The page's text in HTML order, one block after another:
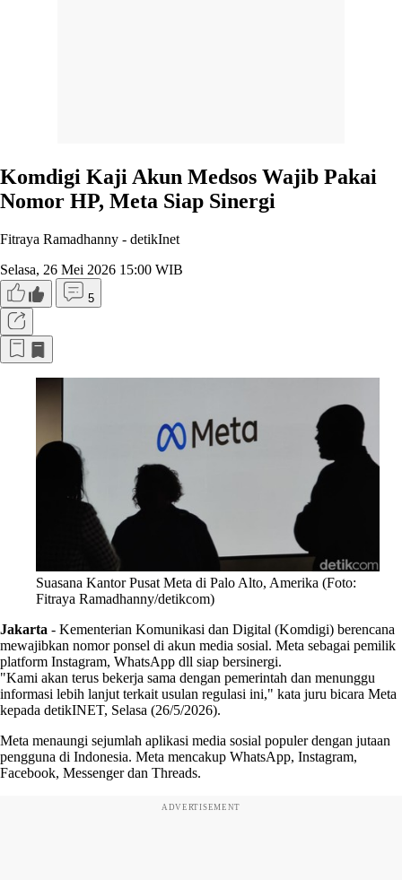
Komdigi Kaji Akun Medsos Wajib Pakai
Nomor HP, Meta Siap Sinergi
Fitraya Ramadhanny - detikInet
Selasa, 26 Mei 2026 15:00 WIB
5
Suasana Kantor Pusat Meta di Palo Alto, Amerika (Foto:
Fitraya Ramadhanny/detikcom)
Jakarta - Kementerian Komunikasi dan Digital (Komdigi) berencana
mewajibkan nomor ponsel di akun media sosial. Meta sebagai pemilik
platform Instagram, WhatsApp dll siap bersinergi.
"Kami akan terus bekerja sama dengan pemerintah dan menunggu
informasi lebih lanjut terkait usulan regulasi ini," kata juru bicara Meta
kepada detikINET, Selasa (26/5/2026).
Meta menaungi sejumlah aplikasi media sosial populer dengan jutaan
pengguna di Indonesia. Meta mencakup WhatsApp, Instagram,
Facebook, Messenger dan Threads.
ADVERTISEMENT